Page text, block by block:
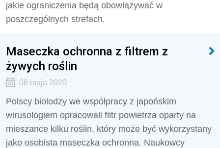
jakie ograniczenia będą obowiązywać w
poszczególnych strefach.
Maseczka ochronna z filtrem z
żywych roślin
08 maja 2020
Polscy biolodzy we współpracy z japońskim
wirusologiem opracowali filtr powietrza oparty na
mieszance kilku roślin, który może być wykorzystany
jako osobista maseczka ochronna. Naukowcy